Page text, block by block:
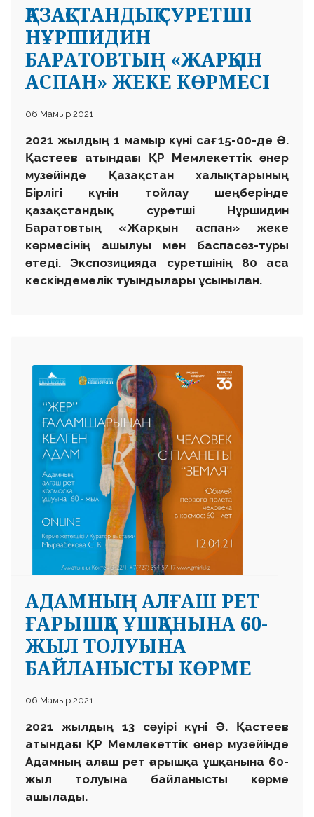
ҚАЗАҚСТАНДЫҚ СУРЕТШІ
НҰРШИДИН
БАРАТОВТЫҢ «ЖАРҚЫН
АСПАН» ЖЕКЕ КӨРМЕСІ
06 Мамыр 2021
2021 жылдың 1 мамыр күні сағ. 15-00-де Ә.
Қастеев атындағы ҚР Мемлекеттік өнер
музейінде Қазақстан халықтарының
Бірлігі күнін тойлау шеңберінде
қазақстандық суретші Нұршидин
Баратовтың «Жарқын аспан» жеке
көрмесінің ашылуы мен баспасөз-туры
өтеді. Экспозицияда суретшінің 80 аса
кескіндемелік туындылары ұсынылған.
АДАМНЫҢ АЛҒАШ РЕТ
ҒАРЫШҚА ҰШҚАНЫНА 60-
ЖЫЛ ТОЛУЫНА
БАЙЛАНЫСТЫ КӨРМЕ
06 Мамыр 2021
2021 жылдың 13 сәуірі күні Ә. Қастеев
атындағы ҚР Мемлекеттік өнер музейінде
Адамның алғаш рет ғарышқа ұшқанына 60-
жыл толуына байланысты көрме
ашылады.